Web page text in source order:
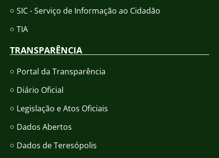
SIC - Serviço de Informação ao Cidadão
TIA
TRANSPARÊNCIA
Portal da Transparência
Diário Oficial
Legislação e Atos Oficiais
Dados Abertos
Dados de Teresópolis